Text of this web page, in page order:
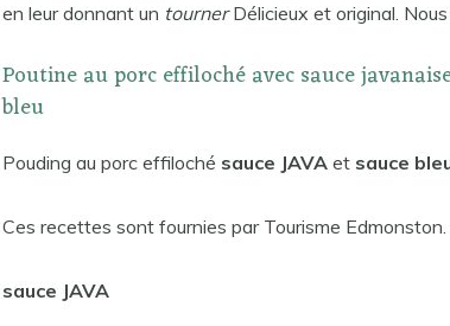
en leur donnant un tournerDélicieux et original.
Poutine au porc effiloché avec sauce
bleu
Pouding au porc effiloché sauce JAVAet sauce
Ces recettes sont fournies par Tourisme Edmonston.
sauce JAVA